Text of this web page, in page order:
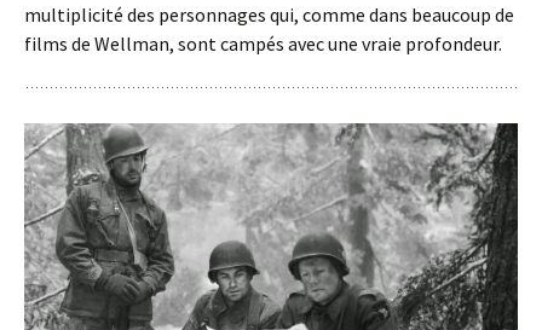
multiplicité des personnages qui, comme dans beaucoup de
films de Wellman, sont campés avec une vraie profondeur.